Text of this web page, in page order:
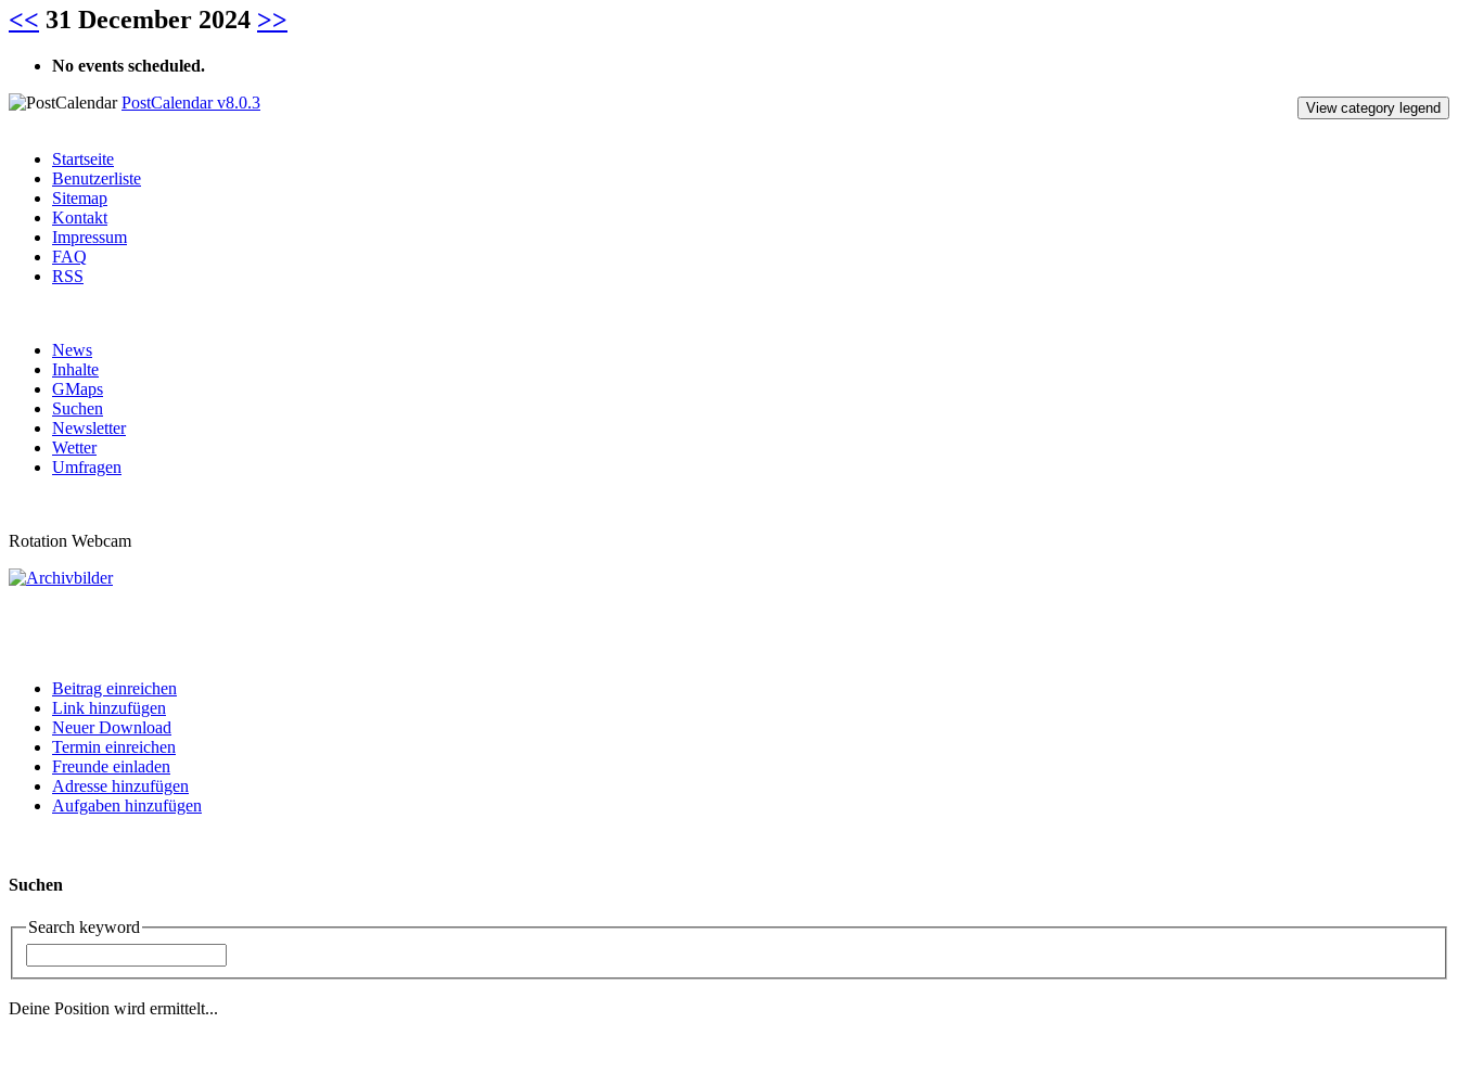
<< 31 December 2024 >>
No events scheduled.
View category legend
PostCalendar v8.0.3
Startseite
Benutzerliste
Sitemap
Kontakt
Impressum
FAQ
RSS
News
Inhalte
GMaps
Suchen
Newsletter
Wetter
Umfragen
Rotation Webcam
Beitrag einreichen
Link hinzufügen
Neuer Download
Termin einreichen
Freunde einladen
Adresse hinzufügen
Aufgaben hinzufügen
Suchen
Search keyword
Deine Position wird ermittelt...